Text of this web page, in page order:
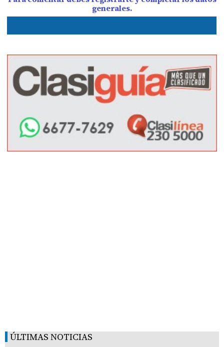
generales.
ÚLTIMAS NOTICIAS